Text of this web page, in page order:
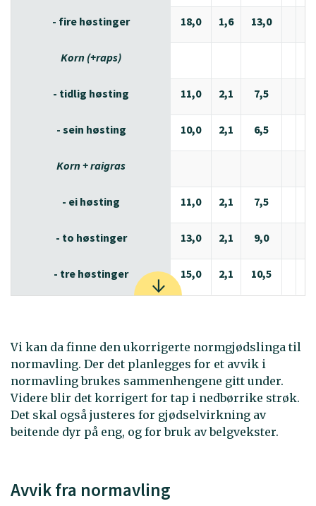
- fire høstinger 18,0 1,6 13,0
Korn (+raps)
- tidlig høsting 11,0 2,1 7,5
- sein høsting 10,0 2,1 6,5
Korn + raigras
- ei høsting 11,0 2,1 7,5
- to høstinger 13,0 2,1 9,0
- tre høstinger 15,0 2,1 10,5
Vi kan da finne den ukorrigerte normgjødslinga til
normavling. Der det planlegges for et avvik i
normavling brukes sammenhengene gitt under.
Videre blir det korrigert for tap i nedbørrike strøk.
Det skal også justeres for gjødselvirkning av
beitende dyr på eng, og for bruk av belgvekster.
Avvik fra normavling